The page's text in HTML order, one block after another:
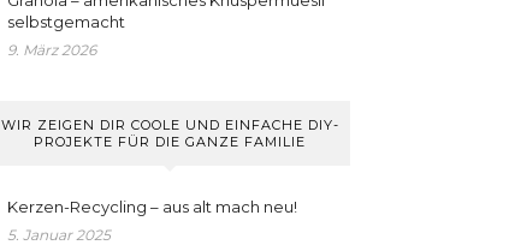
selbstgemacht
9. März 2026
WIR ZEIGEN DIR COOLE UND EINFACHE DIY-
PROJEKTE FÜR DIE GANZE FAMILIE
Kerzen-Recycling – aus alt mach neu!
5. Januar 2025